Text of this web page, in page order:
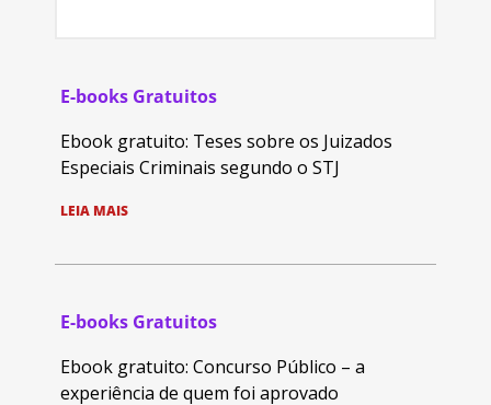
E-books Gratuitos
Ebook gratuito: Teses sobre os Juizados
Especiais Criminais segundo o STJ
LEIA MAIS
E-books Gratuitos
Ebook gratuito: Concurso Público – a
experiência de quem foi aprovado